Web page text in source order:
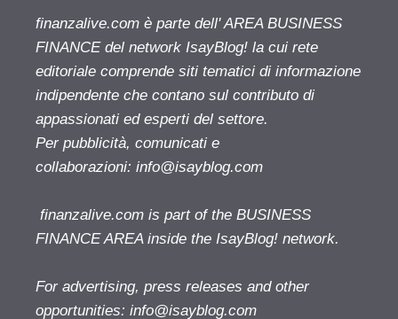
finanzalive.com è parte dell' AREA BUSINESS
FINANCE del network IsayBlog! la cui rete
editoriale comprende siti tematici di informazione
indipendente che contano sul contributo di
appassionati ed esperti del settore.
Per pubblicità, comunicati e
collaborazioni: info@isayblog.com
finanzalive.com is part of the BUSINESS
FINANCE AREA inside the IsayBlog! network.
For advertising, press releases and other
opportunities: info@isayblog.com